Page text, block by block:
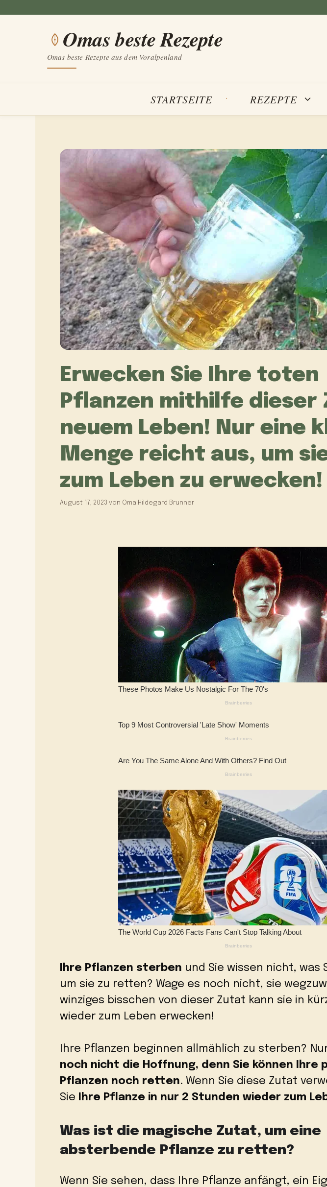
Omas beste Rezepte
Omas beste Rezepte aus dem Voralpenland
STARTSEITE REZEPTE
Erwecken Sie Ihre toten
Pflanzen mithilfe dieser
neuem Leben! Nur eine
Menge reicht aus, um
zum Leben zu erwecken!
August 17, 2023 von Oma Hildegard Brunner
Ihre Pflanzen sterben und Sie wissen nicht, was
um sie zu retten? Wage es noch nicht, sie
winziges bisschen von dieser Zutat kann sie in
wieder zum Leben erwecken!
Ihre Pflanzen beginnen allmählich zu sterben?
noch nicht die Hoffnung, denn Sie können Ihre
Pflanzen noch retten. Wenn Sie diese Zutat
Sie
Ihre Pflanze in nur 2 Stunden wieder zum
Was ist die magische Zutat, um eine
absterbende Pflanze zu retten?
Wenn Sie sehen, dass Ihre Pflanze anfängt, ein